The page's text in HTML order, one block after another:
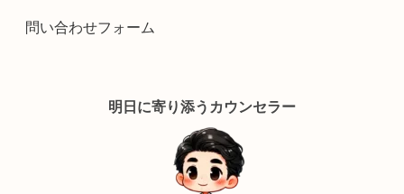
問い合わせフォーム
明日に寄り添うカウンセラー